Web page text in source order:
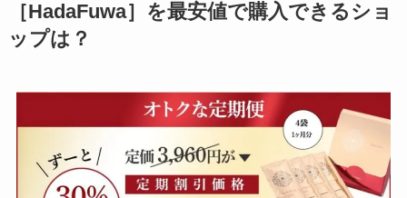
［HadaFuwa］を最安値で購入できるショ
ップは？